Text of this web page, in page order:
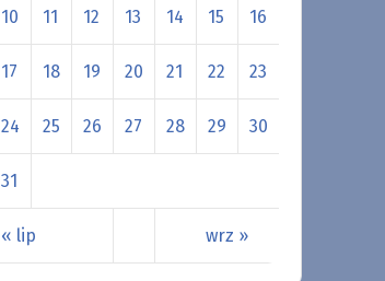
« lip wrz »
10 11 12 13 14 15 16
17 18 19 20 21 22 23
24 25 26 27 28 29 30
31